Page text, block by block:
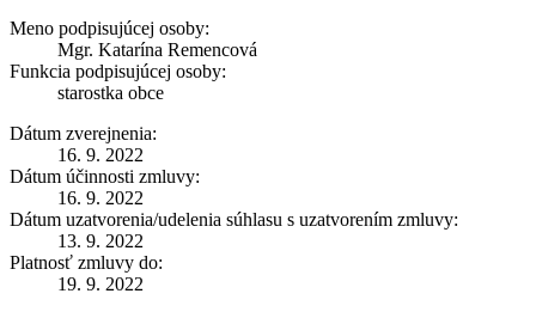
Meno podpisujúcej osoby:
Mgr. Katarína Remencová
Funkcia podpisujúcej osoby:
starostka obce
Dátum zverejnenia:
16. 9. 2022
Dátum účinnosti zmluvy:
16. 9. 2022
Dátum uzatvorenia/udelenia súhlasu s uzatvorením zmluvy:
13. 9. 2022
Platnosť zmluvy do:
19. 9. 2022